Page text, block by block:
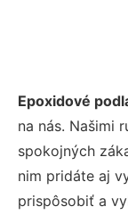
Epoxidové
na nás. Našimi
spokojných
nim pridáte aj
prispôsobiť a